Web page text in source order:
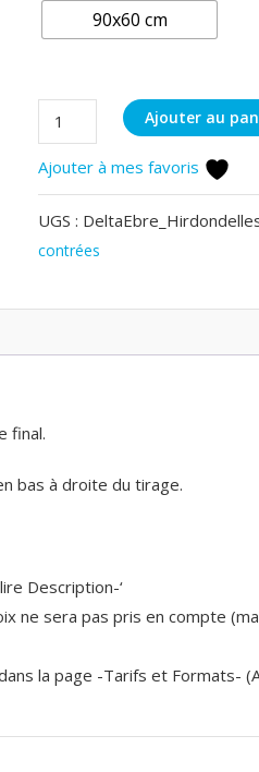
90x60 cm
quantité
de
Hirondelle
rustique
Ajouter au
Ajouter à mes favoris
UGS :
contrées
final.
bas à droite du tirage.
Description-‘
ne sera pas pris en compte
la page -Tarifs et Formats-